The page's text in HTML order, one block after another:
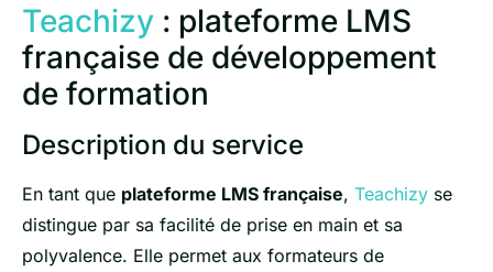
Teachizy : plateforme LMS
française de développement
de formation
Description du service
En tant que plateforme LMS française, Teachizy se
distingue par sa facilité de prise en main et sa
polyvalence. Elle permet aux formateurs de